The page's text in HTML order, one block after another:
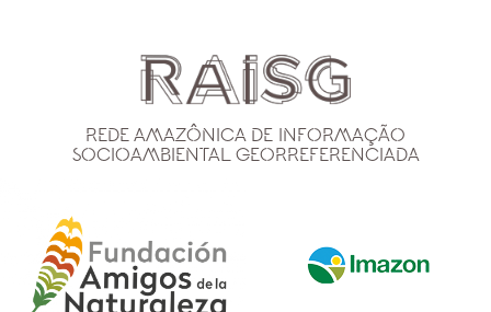
Rede Amazônica de Informação
Socioambiental Georreferenciada